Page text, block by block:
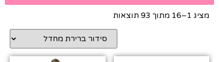
מציג 1–16 מתוך 93 תוצאות